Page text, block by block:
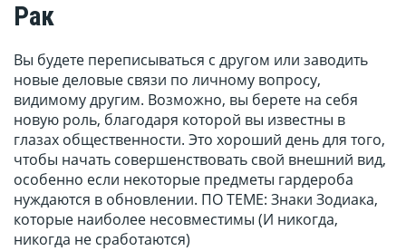
Рак
Вы будете переписываться с другом или заводить
новые деловые связи по личному вопросу,
видимому другим. Возможно, вы берете на себя
новую роль, благодаря которой вы известны в
глазах общественности. Это хороший день для того,
чтобы начать совершенствовать свой внешний вид,
особенно если некоторые предметы гардероба
нуждаются в обновлении. ПО ТЕМЕ: Знаки Зодиака,
которые наиболее несовместимы (И никогда,
никогда не сработаются)